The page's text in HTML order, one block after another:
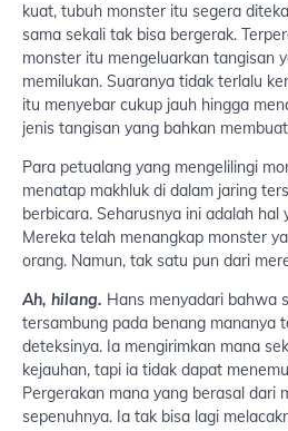
kuat, tubuh monster itu segera
sama sekali tak bisa bergerak.
monster itu mengeluarkan tangisan
memilukan. Suaranya tidak terlalu
itu menyebar cukup jauh hingga
jenis tangisan yang bahkan
Para petualang yang mengelilingi
menatap makhluk di dalam jaring
berbicara. Seharusnya ini adalah hal
Mereka telah menangkap monster
orang. Namun, tak satu pun dari
Ah, hilang. Hans menyadari bahwa
tersambung pada benang mananya
deteksinya. Ia mengirimkan mana
kejauhan, tapi ia tidak dapat
Pergerakan mana yang berasal dari
sepenuhnya. Ia tak bisa lagi